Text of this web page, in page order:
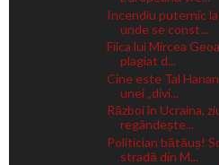
Incendiu puternic
unde se const...
Fiica lui Mircea
plagiat d...
Cine este Tal
unei „divi...
Război în Ucraina,
regândește...
Politician bătăuș!
stradă din M...